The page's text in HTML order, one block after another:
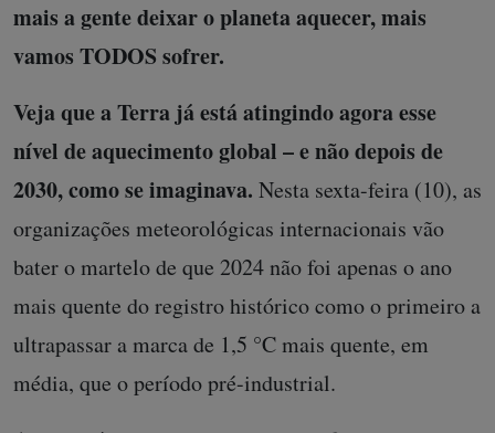
mais a gente deixar o planeta aquecer, mais
vamos TODOS sofrer.
Veja que a Terra já está atingindo agora esse
nível de aquecimento global – e não depois de
2030, como se imaginava. Nesta sexta-feira (10), as
organizações meteorológicas internacionais vão
bater o martelo de que 2024 não foi apenas o ano
mais quente do registro histórico como o primeiro a
ultrapassar a marca de 1,5 °C mais quente, em
média, que o período pré-industrial.